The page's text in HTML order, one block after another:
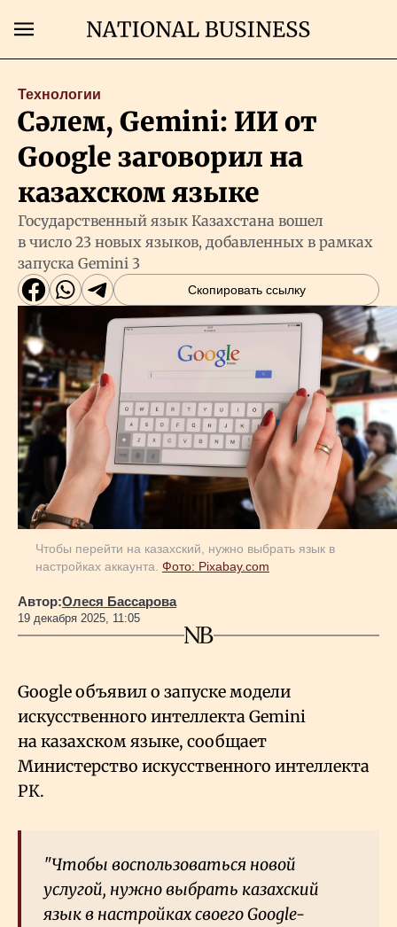
Главная
Экономика
Бизнес
Рынки
Технологии
Власть
Геополитика
Исследования
Люди
Life & Arts
Все новости
Технологии
Сәлем, Gemini: ИИ от
Google заговорил на
казахском языке
Государственный язык Казахстана вошел
в число 23 новых языков, добавленных в рамках
запуска Gemini 3
Скопировать ссылку
Чтобы перейти на казахский, нужно выбрать язык в
настройках аккаунта. Фото: Pixabay.com
Автор:Олеся Бассарова
19 декабря 2025, 11:05
Google объявил о запуске модели
искусственного интеллекта Gemini
на казахском языке, сообщает
Министерство искусственного интеллекта
РК.
"Чтобы воспользоваться новой
услугой, нужно выбрать казахский
язык в настройках своего Google-